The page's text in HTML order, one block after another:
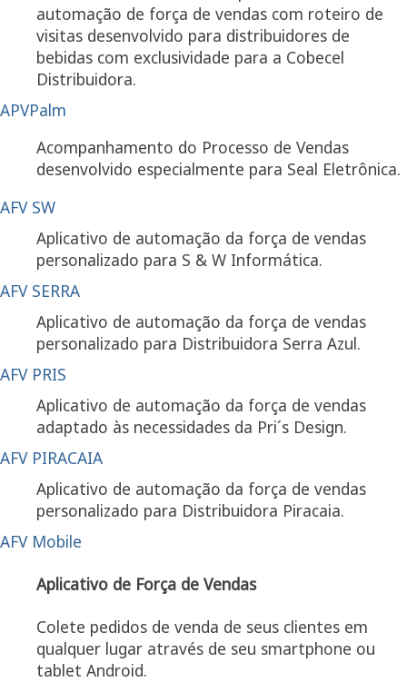
automação de força de vendas com roteiro de
visitas desenvolvido para distribuidores de
bebidas com exclusividade para a Cobecel
Distribuidora.
APVPalm
Acompanhamento do Processo de Vendas
desenvolvido especialmente para Seal Eletrônica.
AFV SW
Aplicativo de automação da força de vendas
personalizado para S & W Informática.
AFV SERRA
Aplicativo de automação da força de vendas
personalizado para Distribuidora Serra Azul.
AFV PRIS
Aplicativo de automação da força de vendas
adaptado às necessidades da Pri´s Design.
AFV PIRACAIA
Aplicativo de automação da força de vendas
personalizado para Distribuidora Piracaia.
AFV Mobile
Aplicativo de Força de Vendas
Colete pedidos de venda de seus clientes em
qualquer lugar através de seu smartphone ou
tablet Android.